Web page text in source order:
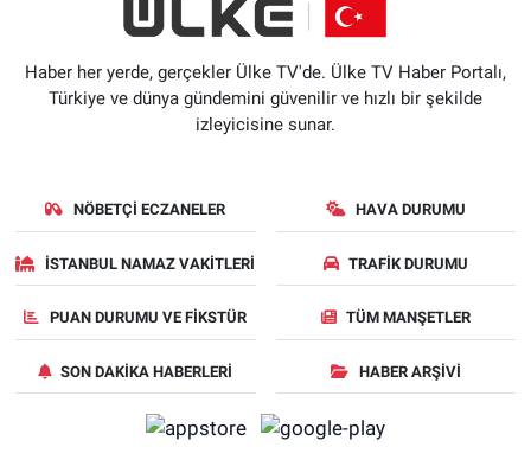
Haber her yerde, gerçekler Ülke TV'de. Ülke TV Haber Portalı,
Türkiye ve dünya gündemini güvenilir ve hızlı bir şekilde
izleyicisine sunar.
NÖBETÇI ECZANELER HAVA DURUMU
İSTANBUL NAMAZ VAKITLERI TRAFIK DURUMU
PUAN DURUMU VE FIKSTÜR TÜM MANŞETLER
SON DAKIKA HABERLERI HABER ARŞIVI